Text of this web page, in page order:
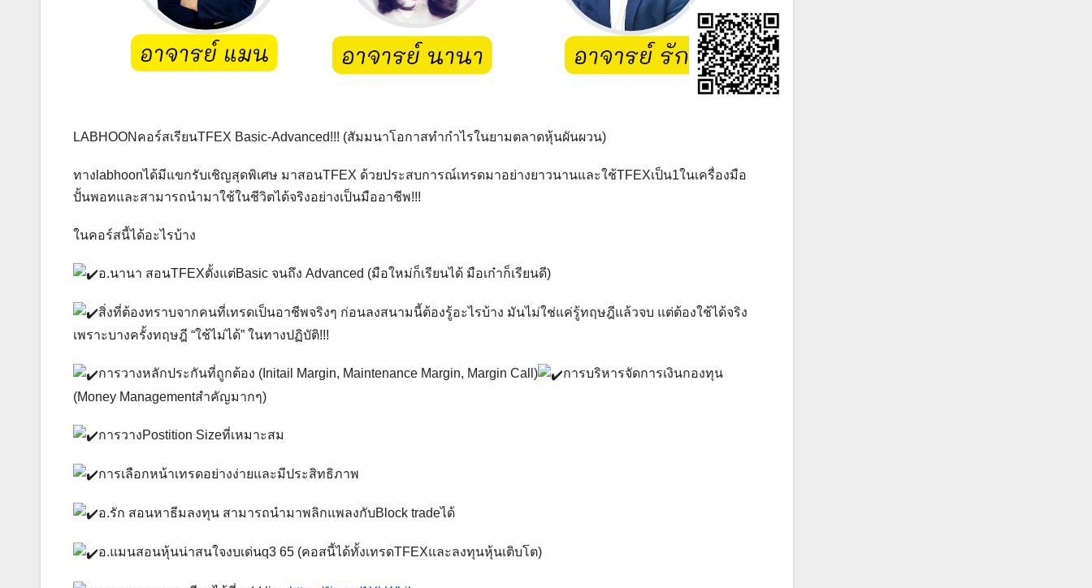
LABHOONคอร์สเรียนTFEX Basic-Advanced!!! (สัมมนาโอกาสทำกำไรในยามตลาดหุ้นผันผวน)
ทางlabhoonได้มีแขกรับเชิญสุดพิเศษ มาสอนTFEX ด้วยประสบการณ์เทรดมาอย่างยาวนานและใช้TFEXเป็น1ในเครื่องมือ
ปั้นพอทและสามารถนำมาใช้ในชีวิตได้จริงอย่างเป็นมืออาชีพ!!!
ในคอร์สนี้ได้อะไรบ้าง
อ.นานา สอนTFEXตั้งแต่Basic จนถึง Advanced (มือใหม่ก็เรียนได้ มือเก๋าก็เรียนดี)
สิ่งที่ต้องทราบจากคนที่เทรดเป็นอาชีพจริงๆ ก่อนลงสนามนี้ต้องรู้อะไรบ้าง มันไม่ใช่แค่รู้ทฤษฎีแล้วจบ แต่ต้องใช้ได้จริง
เพราะบางครั้งทฤษฎี “ใช้ไม่ได้” ในทางปฏิบัติ!!!
การวางหลักประกันที่ถูกต้อง (Initail Margin, Maintenance Margin, Margin Call)
การบริหารจัดการเงินกองทุน
(Money Managementสำคัญมากๆ)
การวางPostition Sizeที่เหมาะสม
การเลือกหน้าเทรดอย่างง่ายและมีประสิทธิภาพ
อ.รัก สอนหาธีมลงทุน สามารถนำมาพลิกแพลงกับBlock tradeได้
อ.แมนสอนหุ้นน่าสนใจงบเด่นq3 65 (คอสนี้ได้ทั้งเทรดTFEXและลงทุนหุ้นเติบโต)